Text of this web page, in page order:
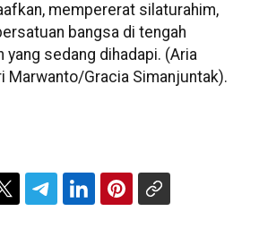
mempererat silaturahim,
bangsa di tengah
yang sedang dihadapi. (Aria
Marwanto/Gracia Simanjuntak).